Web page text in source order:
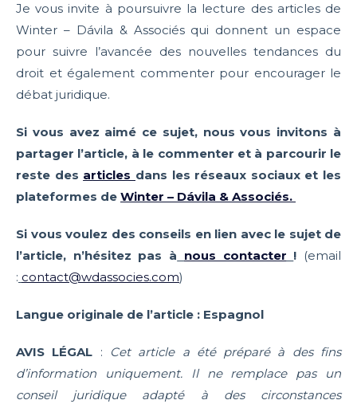
Je vous invite à poursuivre la lecture des articles de
Winter – Dávila & Associés qui donnent un espace
pour suivre l’avancée des nouvelles tendances du
droit et également commenter pour encourager le
débat juridique.
Si vous avez aimé ce sujet, nous vous invitons à
partager l’article, à le commenter et à parcourir le
reste des articles dans les réseaux sociaux et les
plateformes de Winter – Dávila & Associés.
Si vous voulez des conseils en lien avec le sujet de
l’article, n’hésitez pas à nous contacter ! (email
: contact@wdassocies.com)
Langue originale de l’article : Espagnol
AVIS LÉGAL :
Cet article a été préparé à des fins
d’information uniquement. Il ne remplace pas un
conseil juridique adapté à des circonstances